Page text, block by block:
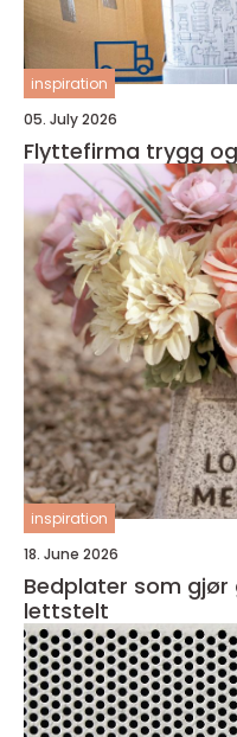
inspiration
05. July 2026
inspiration
18. June 2026
Bedplater som
lettstelt